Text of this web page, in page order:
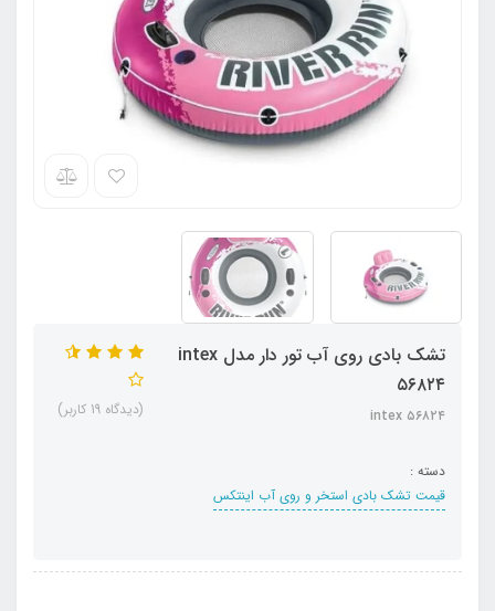
تشک بادی روی آب تور دار مدل intex
۵۶۸۲۴
intex ۵۶۸۲۴
دسته :
قیمت تشک بادی استخر و روی آب اینتکس
(دیدگاه 19 کاربر)